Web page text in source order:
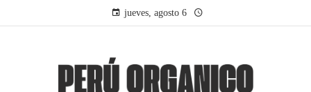
jueves, agosto 6